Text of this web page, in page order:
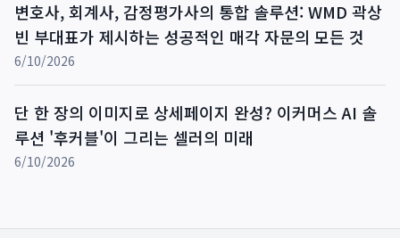
변호사, 회계사, 감정평가사의 통합 솔루션: WMD 곽상
빈 부대표가 제시하는 성공적인 매각 자문의 모든 것
6/10/2026
단 한 장의 이미지로 상세페이지 완성? 이커머스 AI 솔
루션 '후커블'이 그리는 셀러의 미래
6/10/2026